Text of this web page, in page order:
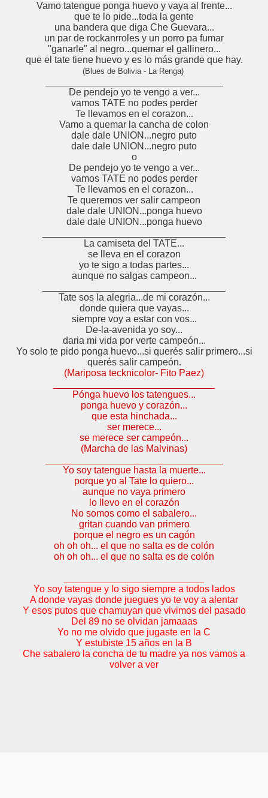
Vamo tatengue ponga huevo y vaya al frente...
que te lo pide...toda la gente
una bandera que diga Che Guevara...
un par de rockanrroles y un porro pa fumar
"ganarle" al negro...quemar el gallinero...
que el tate tiene huevo y es lo más grande que hay.
(Blues de Bolivia - La Renga)
De pendejo yo te vengo a ver...
vamos TATE no podes perder
Te llevamos en el corazon...
Vamo a quemar la cancha de colon
dale dale UNION...negro puto
dale dale UNION...negro puto
o
De pendejo yo te vengo a ver...
vamos TATE no podes perder
Te llevamos en el corazon...
Te queremos ver salir campeon
dale dale UNION...ponga huevo
dale dale UNION...ponga huevo
La camiseta del TATE...
se lleva en el corazon
yo te sigo a todas partes...
aunque no salgas campeon...
Tate sos la alegria...de mi corazón...
donde quiera que vayas...
siempre voy a estar con vos...
De-la-avenida yo soy...
daria mi vida por verte campeón...
Yo solo te pido ponga huevo...si querés salir primero...si
querés salir campeón.
(Mariposa tecknicolor- Fito Paez)
Pónga huevo los tatengues...
ponga huevo y corazón...
que esta hinchada...
ser merece...
se merece ser campeón...
(Marcha de las Malvinas)
Yo soy tatengue hasta la muerte...
porque yo al Tate lo quiero...
aunque no vaya primero
lo llevo en el corazón
No somos como el sabalero...
gritan cuando van primero
porque el negro es un cagón
oh oh oh... el que no salta es de colón
oh oh oh... el que no salta es de colón
Yo soy tatengue y lo sigo siempre a todos lados
A donde vayas donde juegues yo te voy a alentar
Y esos putos que chamuyan que vivimos del pasado
Del 89 no se olvidan jamaaas
Yo no me olvido que jugaste en la C
Y estubiste 15 años en la B
Che sabalero la concha de tu madre ya nos vamos a
volver a ver